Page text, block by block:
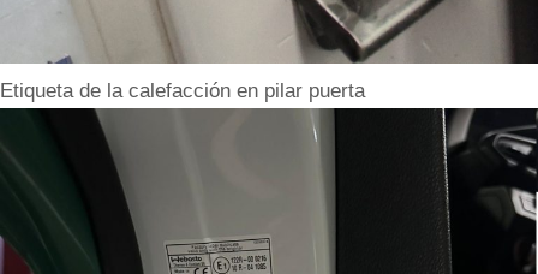
Etiqueta de la calefacción en pilar puerta